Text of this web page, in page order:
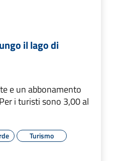
il lago di
e un abbonamento
i turisti sono 3,00 al
Turismo